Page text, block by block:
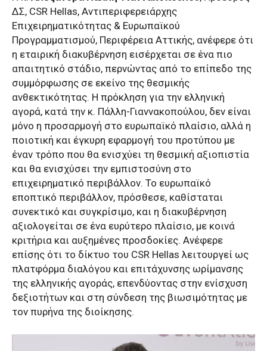
ΔΣ, CSR Hellas, Αντιπεριφερειάρχης
Επιχειρηματικότητας & Ευρωπαϊκού
Προγραμματισμού, Περιφέρεια Αττικής, ανέφερε ότι
η εταιρική διακυβέρνηση εισέρχεται σε ένα πιο
απαιτητικό στάδιο, περνώντας από το επίπεδο της
συμμόρφωσης σε εκείνο της θεσμικής
ανθεκτικότητας. Η πρόκληση για την ελληνική
αγορά, κατά την κ. Πάλλη-Γιαννακοπούλου, δεν είναι
μόνο η προσαρμογή στο ευρωπαϊκό πλαίσιο, αλλά η
ποιοτική και έγκυρη εφαρμογή του προτύπου με
έναν τρόπο που θα ενισχύει τη θεσμική αξιοπιστία
και θα ενισχύσει την εμπιστοσύνη στο
επιχειρηματικό περιβάλλον. Το ευρωπαϊκό
εποπτικό περιβάλλον, πρόσθεσε, καθίσταται
συνεκτικό και συγκρίσιμο, και η διακυβέρνηση
αξιολογείται σε ένα ευρύτερο πλαίσιο, με κοινά
κριτήρια και αυξημένες προσδοκίες. Ανέφερε
επίσης ότι το δίκτυο του CSR Hellas λειτουργεί ως
πλατφόρμα διαλόγου και επιτάχυνσης ωρίμανσης
της ελληνικής αγοράς, επενδύοντας στην ενίσχυση
δεξιοτήτων και στη σύνδεση της βιωσιμότητας με
τον πυρήνα της διοίκησης.